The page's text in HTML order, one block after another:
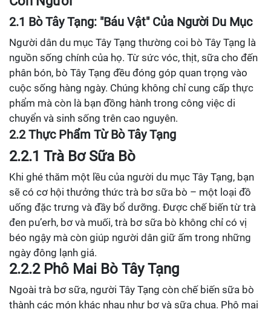
2.1 Bò Tây Tạng: "Báu Vật" Của Người Du Mục
Người dân du mục Tây Tạng thường coi bò Tây Tạng là
nguồn sống chính của họ. Từ sức vóc, thịt, sữa cho đến
phân bón, bò Tây Tạng đều đóng góp quan trọng vào
cuộc sống hàng ngày. Chúng không chỉ cung cấp thực
phẩm mà còn là bạn đồng hành trong công việc di
chuyển và sinh sống trên cao nguyên.
2.2 Thực Phẩm Từ Bò Tây Tạng
2.2.1 Trà Bơ Sữa Bò
Khi ghé thăm một lều của người du mục Tây Tạng, bạn
sẽ có cơ hội thưởng thức trà bơ sữa bò – một loại đồ
uống đặc trưng và đầy bổ dưỡng. Được chế biến từ trà
đen pu’erh, bơ và muối, trà bơ sữa bò không chỉ có vị
béo ngậy mà còn giúp người dân giữ ấm trong những
ngày đông lạnh giá.
2.2.2 Phô Mai Bò Tây Tạng
Ngoài trà bơ sữa, người Tây Tạng còn chế biến sữa bò
thành các món khác nhau như bơ và sữa chua. Phô mai